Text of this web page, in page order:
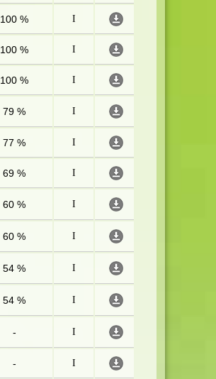
100 % I
100 % I
100 % I
79 % I
77 % I
69 % I
60 % I
60 % I
54 % I
54 % I
- I
- I